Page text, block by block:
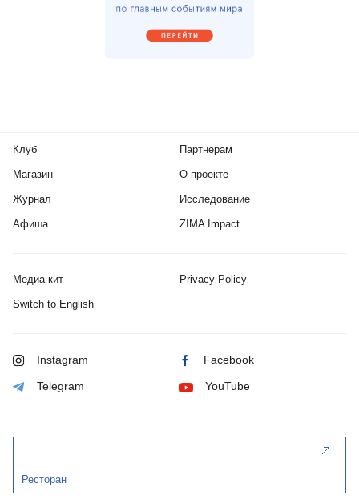
Клуб
Магазин
Журнал
Афиша
Партнерам
О проекте
Исследование
ZIMA Impact
Медиа-кит Privacy Policy
Switch to English
Instagram Facebook
Telegram YouTube
Ресторан